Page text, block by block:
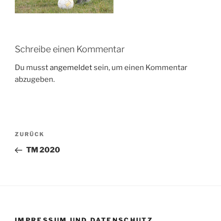
Schreibe einen Kommentar
Du musstangemeldetsein, um einen Kommentar
abzugeben.
Beitragsnavigation
Vorheriger
Beitrag
ZURÜCK
TM 2020